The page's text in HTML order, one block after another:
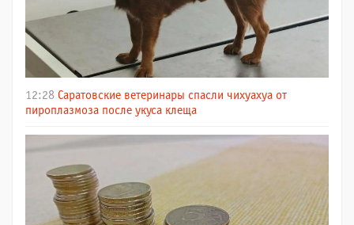
12:28 Саратовские ветеринары спасли чихуахуа от
пироплазмоза после укуса клеща